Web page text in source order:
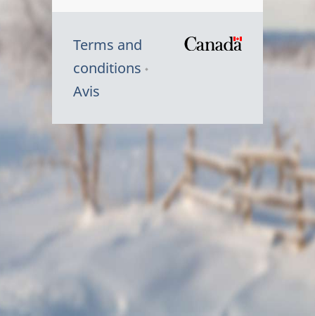
Terms and
conditions
Avis
Symbole
Canada